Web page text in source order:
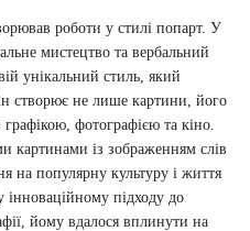
роботи у стилі попарт. У
мистецтво та вербальний
унікальний стиль, який
створює не лише картини, його
фотографією та кіно.
картинами із зображенням слів
на популярну культуру і життя
підходу до
йому вдалося вплинути на